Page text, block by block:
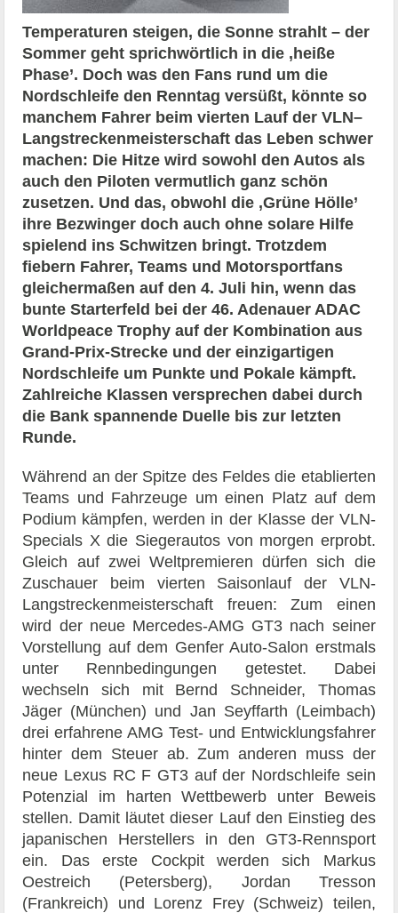
Temperaturen steigen, die Sonne strahlt – der
Sommer geht sprichwörtlich in die ‚heiße
Phase’. Doch was den Fans rund um die
Nordschleife den Renntag versüßt, könnte so
manchem Fahrer beim vierten Lauf der VLN–
Langstreckenmeisterschaft das Leben schwer
machen: Die Hitze wird sowohl den Autos als
auch den Piloten vermutlich ganz schön
zusetzen. Und das, obwohl die ‚Grüne Hölle’
ihre Bezwinger doch auch ohne solare Hilfe
spielend ins Schwitzen bringt. Trotzdem
fiebern Fahrer, Teams und Motorsportfans
gleichermaßen auf den 4. Juli hin, wenn das
bunte Starterfeld bei der 46. Adenauer ADAC
Worldpeace Trophy auf der Kombination aus
Grand-Prix-Strecke und der einzigartigen
Nordschleife um Punkte und Pokale kämpft.
Zahlreiche Klassen versprechen dabei durch
die Bank spannende Duelle bis zur letzten
Runde.
Während an der Spitze des Feldes die etablierten
Teams und Fahrzeuge um einen Platz auf dem
Podium kämpfen, werden in der Klasse der VLN-
Specials X die Siegerautos von morgen erprobt.
Gleich auf zwei Weltpremieren dürfen sich die
Zuschauer beim vierten Saisonlauf der VLN-
Langstreckenmeisterschaft freuen: Zum einen
wird der neue Mercedes-AMG GT3 nach seiner
Vorstellung auf dem Genfer Auto-Salon erstmals
unter Rennbedingungen getestet. Dabei
wechseln sich mit Bernd Schneider, Thomas
Jäger (München) und Jan Seyffarth (Leimbach)
drei erfahrene AMG Test- und Entwicklungsfahrer
hinter dem Steuer ab. Zum anderen muss der
neue Lexus RC F GT3 auf der Nordschleife sein
Potenzial im harten Wettbewerb unter Beweis
stellen. Damit läutet dieser Lauf den Einstieg des
japanischen Herstellers in den GT3-Rennsport
ein. Das erste Cockpit werden sich Markus
Oestreich (Petersberg), Jordan Tresson
(Frankreich) und Lorenz Frey (Schweiz) teilen,